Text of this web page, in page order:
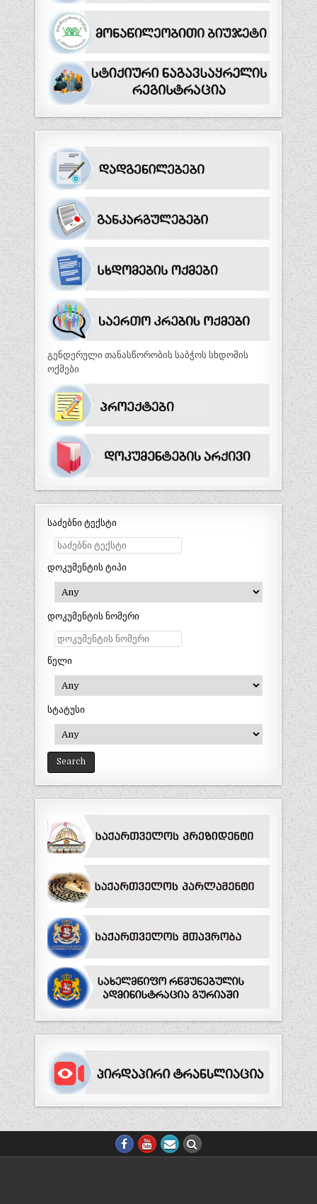
გენდერული თანასწორობის საბჭოს სხდომის
ოქმები
საძებნი ტექსტი
დოკუმენტის ტიპი
დოკუმენტის ნომერი
წელი
სტატუსი